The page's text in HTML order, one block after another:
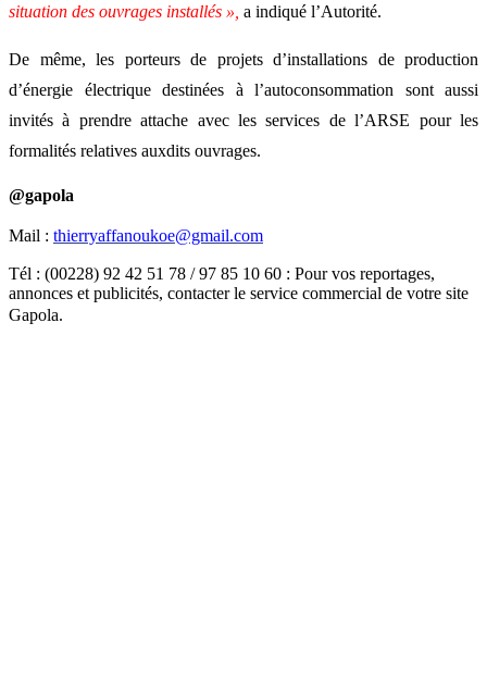
situation des ouvrages installés », a indiqué l’Autorité.
De même, les porteurs de projets d’installations de production
d’énergie électrique destinées à l’autoconsommation sont aussi
invités à prendre attache avec les services de l’ARSE pour les
formalités relatives auxdits ouvrages.
@gapola
Mail : thierryaffanoukoe@gmail.com
Tél : (00228) 92 42 51 78 / 97 85 10 60 : Pour vos reportages,
annonces et publicités, contacter le service commercial de votre site
Gapola.